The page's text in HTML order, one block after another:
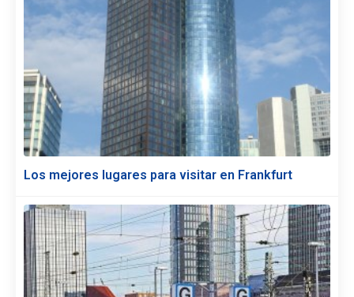
Los mejores lugares para visitar en Frankfurt